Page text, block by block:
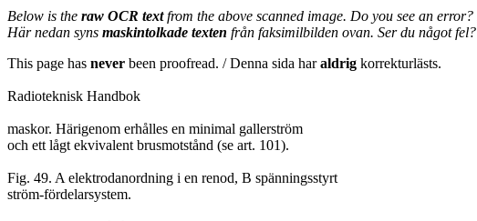
Below is the raw OCR textfrom the above scanned image. Do you see an error?
Här nedan syns maskintolkade texten från faksimilbilden ovan. Ser du något fel?
This page has never been proofread. / Denna sida haraldrig korrekturlästs.
Radioteknisk Handbok
maskor. Härigenom erhålles en minimal gallerström
och ett lågt ekvivalent brusmotstånd (se art. 101).
Fig. 49. A elektrodanordning i en renod, B spänningsstyrt
ström-fördelarsystem.